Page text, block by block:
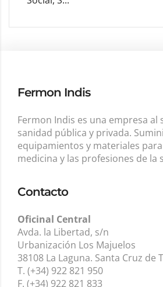
Fermon Indis
Fermon Indis es una empresa al
sanidad pública y privada.
equipamientos y materiales
medicina y las profesiones de la
Contacto
Oficinal Central
Avda. la Libertad, s/n
Urbanización Los Majuelos
38108 La Laguna. Santa Cruz de
T. (+34) 922 821 950
F. (+34) 922 821 833